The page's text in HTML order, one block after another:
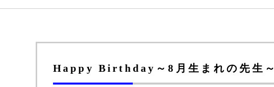
Happy Birthday～8月生まれの先生～